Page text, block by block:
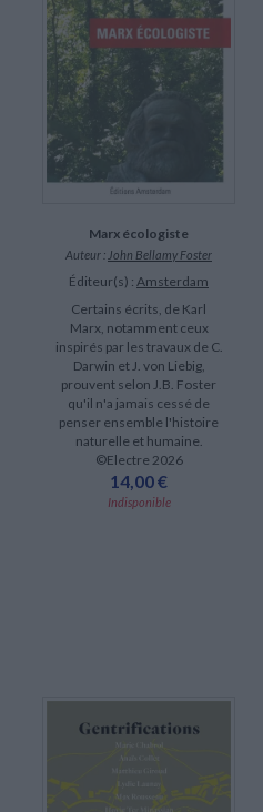
Marx écologiste
Auteur : John Bellamy Foster
Éditeur(s) : Amsterdam
Certains écrits, de Karl
Marx, notamment ceux
inspirés par les travaux de C.
Darwin et J. von Liebig,
prouvent selon J.B. Foster
qu'il n'a jamais cessé de
penser ensemble l'histoire
naturelle et humaine.
©Electre 2026
14,00 €
Indisponible